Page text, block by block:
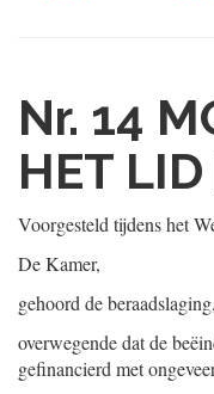
Nr. 14
HET
Voorgesteld tijdens het
De Kamer,
gehoord de beraadslaging,
overwegende dat de
gefinancierd met